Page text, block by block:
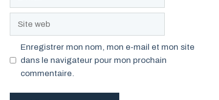
Site
Enregistrer mon nom, mon e-mail et mon site
dans le navigateur pour mon prochain
commentaire.